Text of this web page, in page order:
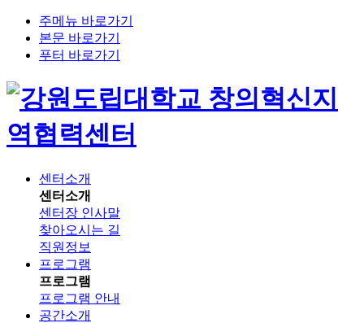
주메뉴 바로가기
본문 바로가기
푸터 바로가기
창의혁신지
역협력센터
센터소개
센터소개
센터장 인사말
찾아오시는 길
직원정보
프로그램
프로그램
프로그램 안내
공간소개